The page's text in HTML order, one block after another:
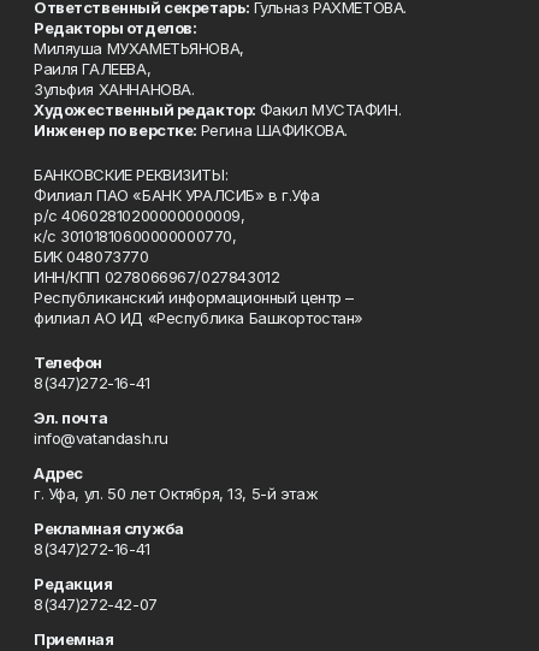
Ответственный секретарь: Гульназ РАХМЕТОВА.
Редакторы отделов:
Миляуша МУХАМЕТЬЯНОВА,
Раиля ГАЛЕЕВА,
Зульфия ХАННАНОВА.
Художественный редактор: Факил МУСТАФИН.
Инженер по верстке: Регина ШАФИКОВА.
БАНКОВСКИЕ РЕКВИЗИТЫ:
Филиал ПАО «БАНК УРАЛСИБ» в г.Уфа
р/с 40602810200000000009,
к/с 30101810600000000770,
БИК 048073770
ИНН/КПП 0278066967/027843012
Республиканский информационный центр –
филиал АО ИД «Республика Башкортостан»
Телефон
8(347)272-16-41
Эл. почта
info@vatandash.ru
Адрес
г. Уфа, ул. 50 лет Октября, 13, 5-й этаж
Рекламная служба
8(347)272-16-41
Редакция
8(347)272-42-07
Приемная